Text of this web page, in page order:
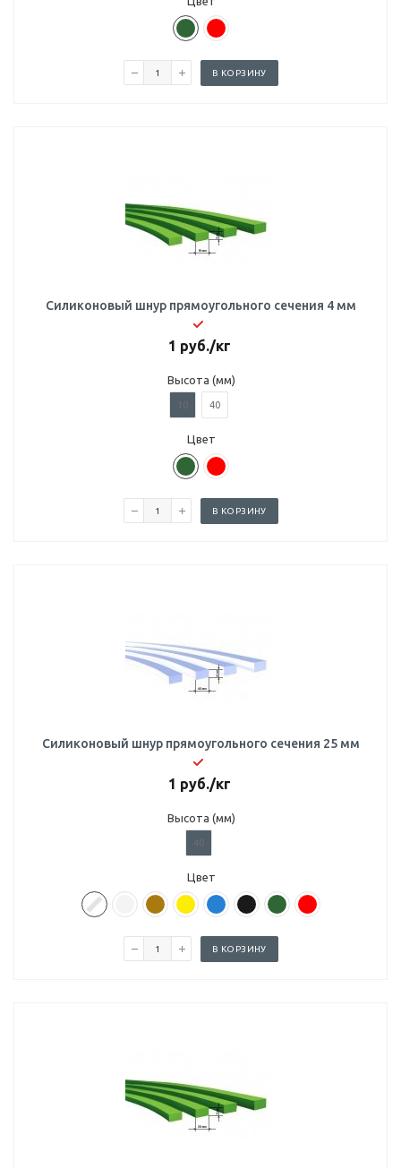
В КОРЗИНУ
Силиконовый шнур прямоугольного сечения 4 мм
1 руб./кг
Высота (мм)
10 40
Цвет
В КОРЗИНУ
Силиконовый шнур прямоугольного сечения 25 мм
1 руб./кг
Высота (мм)
40
Цвет
В КОРЗИНУ